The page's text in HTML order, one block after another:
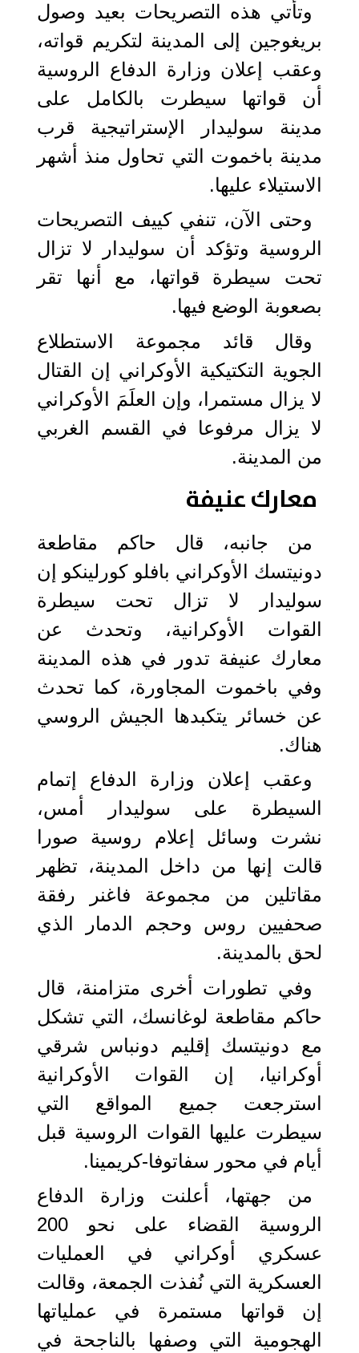
وتأتي هذه التصريحات بعيد وصول
بريغوجين إلى المدينة لتكريم قواته،
وعقب إعلان وزارة الدفاع الروسية
أن قواتها سيطرت بالكامل على
مدينة سوليدار الإستراتيجية قرب
مدينة باخموت التي تحاول منذ أشهر
الاستيلاء عليها.
وحتى الآن، تنفي كييف التصريحات
الروسية وتؤكد أن سوليدار لا تزال
تحت سيطرة قواتها، مع أنها تقر
بصعوبة الوضع فيها.
وقال قائد مجموعة الاستطلاع
الجوية التكتيكية الأوكراني إن القتال
لا يزال مستمرا، وإن العلَمَ الأوكراني
لا يزال مرفوعا في القسم الغربي
من المدينة.
معارك عنيفة
من جانبه، قال حاكم مقاطعة
دونيتسك الأوكراني بافلو كورلينكو إن
سوليدار لا تزال تحت سيطرة
القوات الأوكرانية، وتحدث عن
معارك عنيفة تدور في هذه المدينة
وفي باخموت المجاورة، كما تحدث
عن خسائر يتكبدها الجيش الروسي
هناك.
وعقب إعلان وزارة الدفاع إتمام
السيطرة على سوليدار أمس،
نشرت وسائل إعلام روسية صورا
قالت إنها من داخل المدينة، تظهر
مقاتلين من مجموعة فاغنر رفقة
صحفيين روس وحجم الدمار الذي
لحق بالمدينة.
وفي تطورات أخرى متزامنة، قال
حاكم مقاطعة لوغانسك، التي تشكل
مع دونيتسك إقليم دونباس شرقي
أوكرانيا، إن القوات الأوكرانية
استرجعت جميع المواقع التي
سيطرت عليها القوات الروسية قبل
أيام في محور سفاتوفا-كريمينا.
من جهتها، أعلنت وزارة الدفاع
الروسية القضاء على نحو 200
عسكري أوكراني في العمليات
العسكرية التي نُفذت الجمعة، وقالت
إن قواتها مستمرة في عملياتها
الهجومية التي وصفها بالناجحة في